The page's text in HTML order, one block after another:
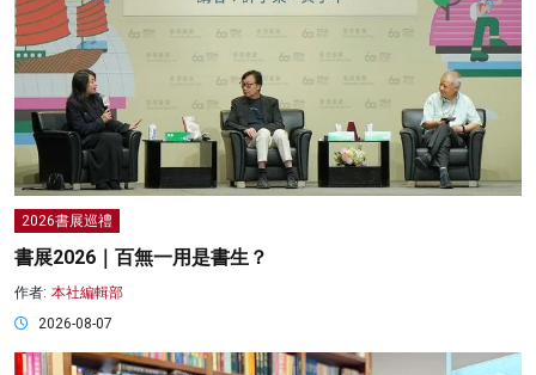
2026書展巡禮
書展2026｜百無一用是書生？
作者: 本社編輯部
2026-08-07